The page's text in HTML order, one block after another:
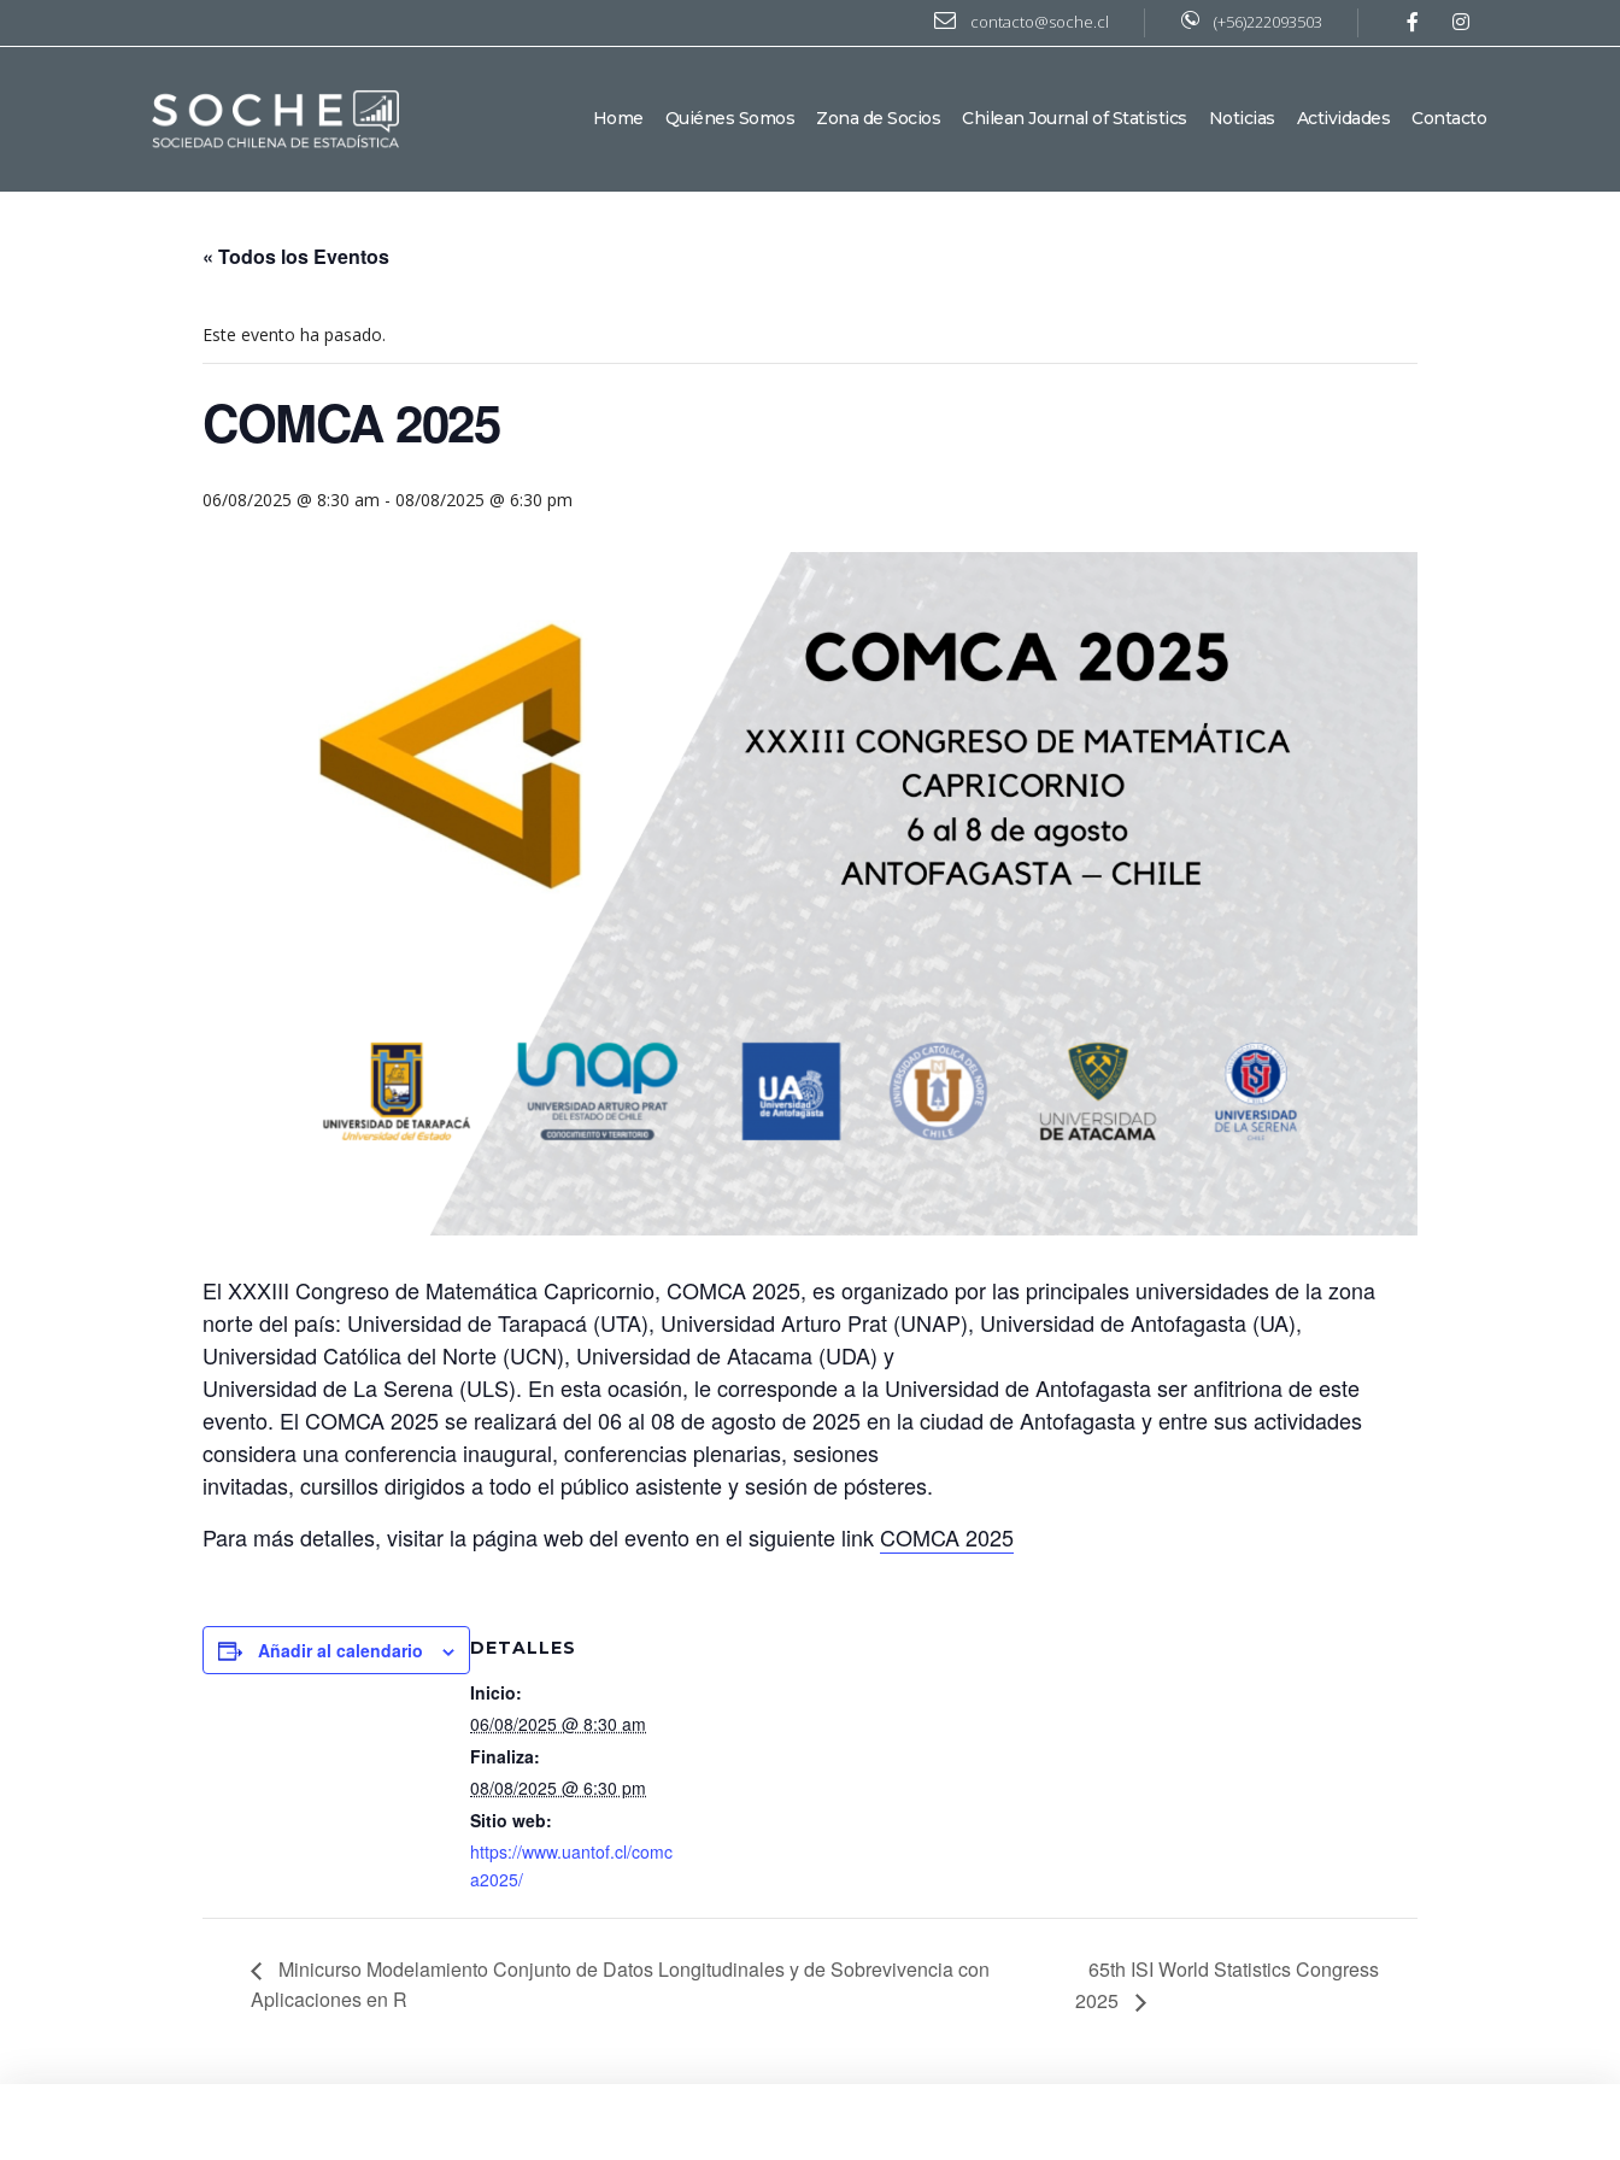
contacto@soche.cl (+56)222093503
Home Quiénes Somos Zona de Socios Chilean Journal of Statistics Noticias Actividades Contacto
« Todos los Eventos
Este evento ha pasado.
COMCA 2025
06/08/2025 @ 8:30 am - 08/08/2025 @ 6:30 pm
El XXXIII Congreso de Matemática Capricornio, COMCA 2025, es organizado por las principales universidades de la zona
norte del país: Universidad de Tarapacá (UTA), Universidad Arturo Prat (UNAP), Universidad de Antofagasta (UA),
Universidad Católica del Norte (UCN), Universidad de Atacama (UDA) y
Universidad de La Serena (ULS). En esta ocasión, le corresponde a la Universidad de Antofagasta ser anfitriona de este
evento. El COMCA 2025 se realizará del 06 al 08 de agosto de 2025 en la ciudad de Antofagasta y entre sus actividades
considera una conferencia inaugural, conferencias plenarias, sesiones
invitadas, cursillos dirigidos a todo el público asistente y sesión de pósteres.
Para más detalles, visitar la página web del evento en el siguiente link COMCA 2025
Añadir al calendario DETALLES
Inicio:
06/08/2025 @ 8:30 am
Finaliza:
08/08/2025 @ 6:30 pm
Sitio web:
https://www.uantof.cl/comc
a2025/
Minicurso Modelamiento Conjunto de Datos Longitudinales y de Sobrevivencia con
Aplicaciones en R
65th ISI World Statistics Congress
2025